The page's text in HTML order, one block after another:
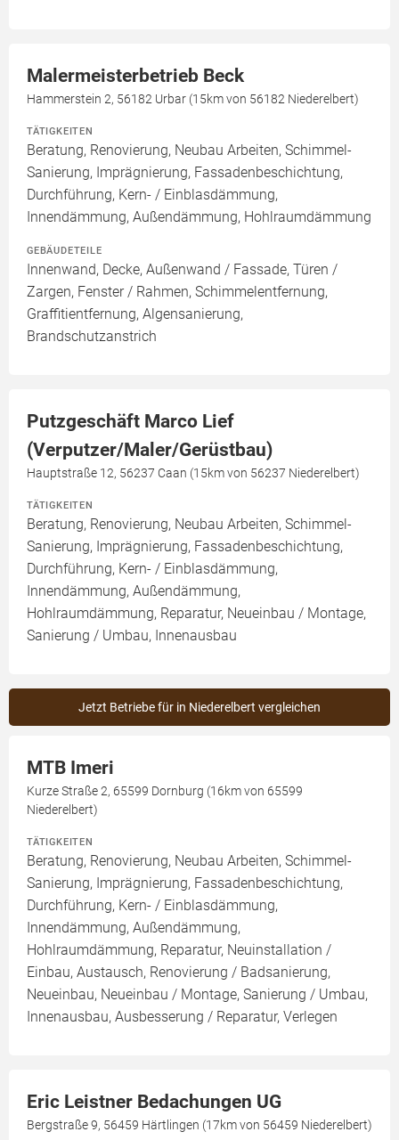
Malermeisterbetrieb Beck
Hammerstein 2, 56182 Urbar (15km von 56182 Niederelbert)
TÄTIGKEITEN
Beratung, Renovierung, Neubau Arbeiten, Schimmel-
Sanierung, Imprägnierung, Fassadenbeschichtung,
Durchführung, Kern- / Einblasdämmung,
Innendämmung, Außendämmung, Hohlraumdämmung
GEBÄUDETEILE
Innenwand, Decke, Außenwand / Fassade, Türen /
Zargen, Fenster / Rahmen, Schimmelentfernung,
Graffitientfernung, Algensanierung,
Brandschutzanstrich
Putzgeschäft Marco Lief
(Verputzer/Maler/Gerüstbau)
Hauptstraße 12, 56237 Caan (15km von 56237 Niederelbert)
TÄTIGKEITEN
Beratung, Renovierung, Neubau Arbeiten, Schimmel-
Sanierung, Imprägnierung, Fassadenbeschichtung,
Durchführung, Kern- / Einblasdämmung,
Innendämmung, Außendämmung,
Hohlraumdämmung, Reparatur, Neueinbau / Montage,
Sanierung / Umbau, Innenausbau
Jetzt Betriebe für in Niederelbert vergleichen
MTB Imeri
Kurze Straße 2, 65599 Dornburg (16km von 65599
Niederelbert)
TÄTIGKEITEN
Beratung, Renovierung, Neubau Arbeiten, Schimmel-
Sanierung, Imprägnierung, Fassadenbeschichtung,
Durchführung, Kern- / Einblasdämmung,
Innendämmung, Außendämmung,
Hohlraumdämmung, Reparatur, Neuinstallation /
Einbau, Austausch, Renovierung / Badsanierung,
Neueinbau, Neueinbau / Montage, Sanierung / Umbau,
Innenausbau, Ausbesserung / Reparatur, Verlegen
Eric Leistner Bedachungen UG
Bergstraße 9, 56459 Härtlingen (17km von 56459 Niederelbert)